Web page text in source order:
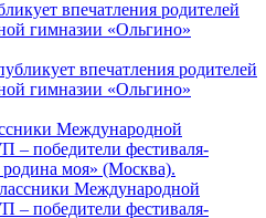
впечатления родителей
гимназии «Ольгино»
Международной
– победители фестиваля-